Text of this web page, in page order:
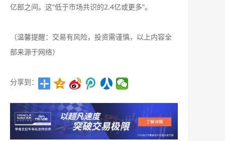
亿部之间。这“低于市场共识的2.4亿或更多”。
（温馨提醒：交易有风险，投资需谨慎，以上内容全
部来源于网络）
分享到：